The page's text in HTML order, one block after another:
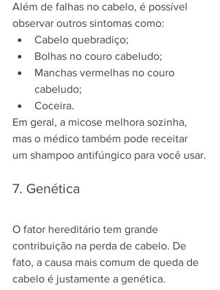
Além de falhas no cabelo, é possível
observar outros sintomas como:
Cabelo quebradiço;
Bolhas no couro cabeludo;
Manchas vermelhas no couro
cabeludo;
Coceira.
Em geral, a micose melhora sozinha,
mas o médico também pode receitar
um shampoo antifúngico para você usar.
7. Genética
O fator hereditário tem grande
contribuição na perda de cabelo. De
fato, a causa mais comum de queda de
cabelo é justamente a genética.